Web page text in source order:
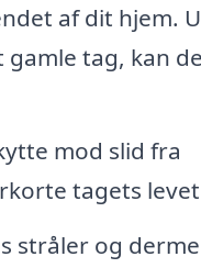
af dit hjem.
tag, kan
mod slid fra
tagets
stråler og